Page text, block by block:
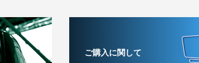
ご購入に関して